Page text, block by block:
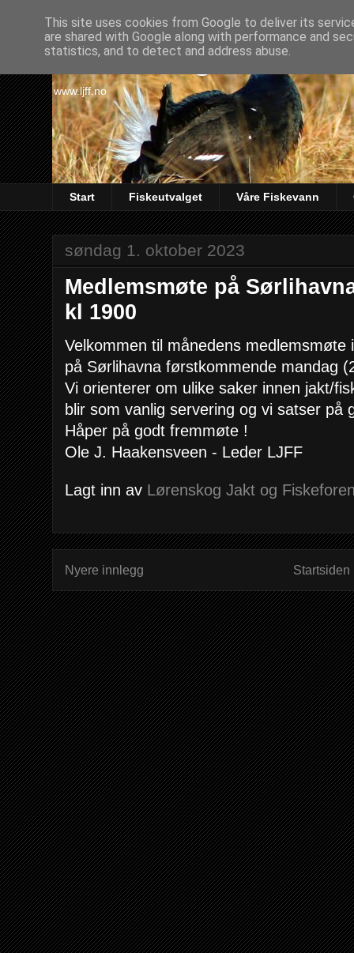
Lørenskog Jakt &
www.ljff.no
Start Fiskeutvalget Våre Fiskevann
søndag 1. oktober 2023
Medlemsmøte på
kl 1900
Velkommen til månedens
på Sørlihavna førstkommende mandag
Vi orienterer om ulike saker innen jakt/
blir som vanlig servering og vi satser
Håper på godt fremmøte !
Ole J. Haakensveen - Leder LJFF
Lagt inn av Lørenskog Jakt og
Nyere innlegg Startsiden
This site uses cookies from Google to deliver its
are shared with Google along with performance and
statistics, and to detect and address abuse.